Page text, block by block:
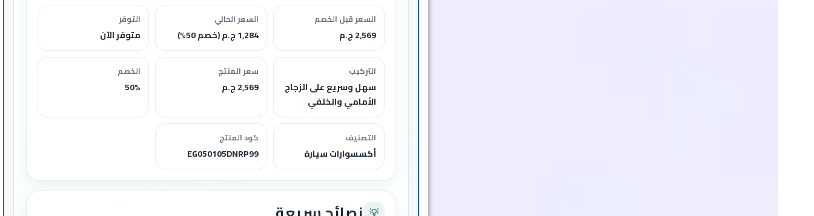
السعر قبل الخصم
2,569 ج.م
السعر الحالي
1,284 ج.م (خصم 50%)
التوفر
متوفر الآن
التركيب
سهل وسريع على الزجاج
الأمامي والخلفي
سعر المنتج
2,569 ج.م
الخصم
50%
التصنيف
أكسسوارات سيارة
كود المنتج
EG050105DNRP99